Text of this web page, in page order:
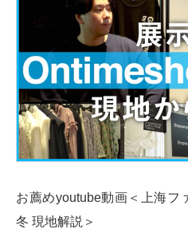
お薦めyoutube動画＜上海フ
冬 現地解説＞